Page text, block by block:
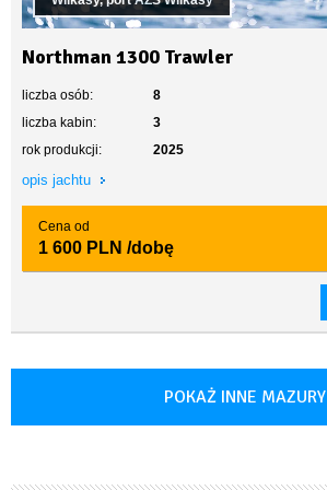
Northman 1300 Trawler
liczba osób:
8
liczba kabin:
3
rok produkcji:
2025
opis jachtu
Cena od
1 600 PLN /dobę
POKAŻ INNE MAZURY